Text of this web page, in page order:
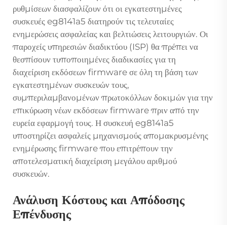
ρυθμίσεων διασφαλίζουν ότι οι εγκατεστημένες
συσκευές eg8141a5 διατηρούν τις τελευταίες
ενημερώσεις ασφαλείας και βελτιώσεις λειτουργιών. Οι
παροχείς υπηρεσιών διαδικτύου (ISP) θα πρέπει να
θεσπίσουν τυποποιημένες διαδικασίες για τη
διαχείριση εκδόσεων firmware σε όλη τη βάση των
εγκατεστημένων συσκευών τους,
συμπεριλαμβανομένων πρωτοκόλλων δοκιμών για την
επικύρωση νέων εκδόσεων firmware πριν από την
ευρεία εφαρμογή τους. Η συσκευή eg8141a5
υποστηρίζει ασφαλείς μηχανισμούς απομακρυσμένης
ενημέρωσης firmware που επιτρέπουν την
αποτελεσματική διαχείριση μεγάλου αριθμού
συσκευών.
Ανάλυση Κόστους και Απόδοσης
Επένδυσης